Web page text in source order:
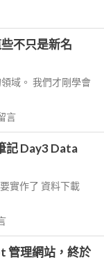
不只是新名
域。 我們才剛學會
言
記 Day3 Data
實作了 資料下載
管理網站，終於